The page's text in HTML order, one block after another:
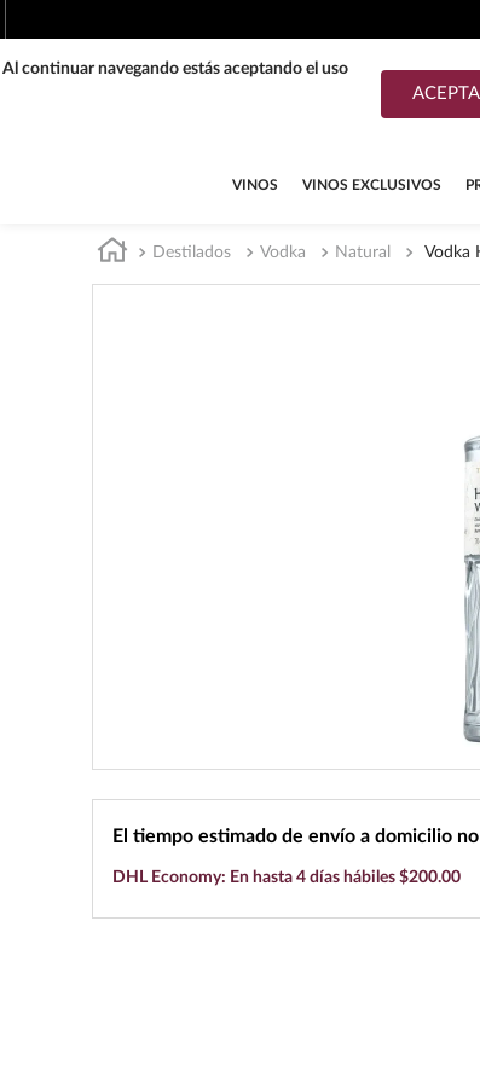
VINOS VINOS EXCLUSIVOS
Destilados Vodka Natural Vodka
El tiempo estimado de envío a domicilio
DHL Economy: En hasta 4 días hábiles $200.00
tequilas
continuar navegando estás aceptando el uso